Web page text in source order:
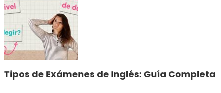
Tipos de Exámenes de Inglés: Guía Completa